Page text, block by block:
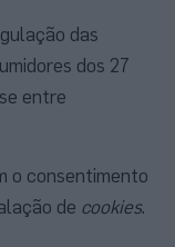
das
dos 27
entre
o consentimento
de cookies.